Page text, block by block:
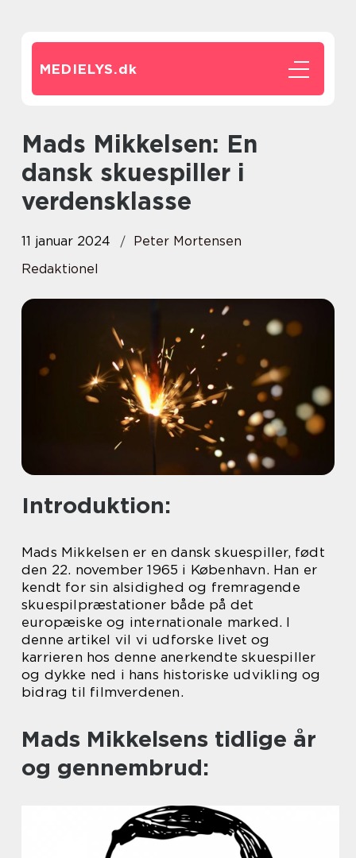
MEDIELYS.dk
Mads Mikkelsen: En
dansk skuespiller i
verdensklasse
11 januar 2024
Peter Mortensen
Redaktionel
Introduktion:
Mads Mikkelsen er en dansk skuespiller, født
den 22. november 1965 i København. Han er
kendt for sin alsidighed og fremragende
skuespilpræstationer både på det
europæiske og internationale marked. I
denne artikel vil vi udforske livet og
karrieren hos denne anerkendte skuespiller
og dykke ned i hans historiske udvikling og
bidrag til filmverdenen.
Mads Mikkelsens tidlige år
og gennembrud: